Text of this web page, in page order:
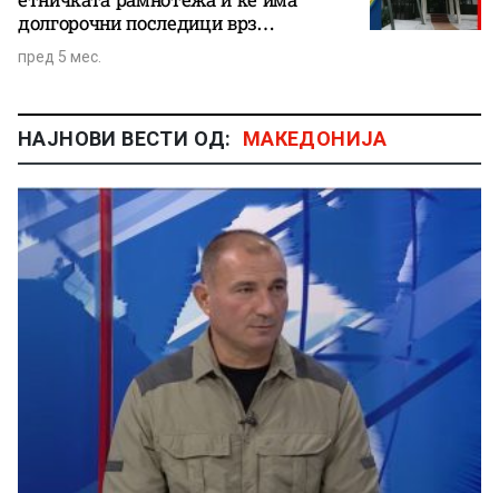
долгорочни последици врз
општеството?!
пред 5 мес.
НАЈНОВИ ВЕСТИ ОД: МАКЕДОНИЈА